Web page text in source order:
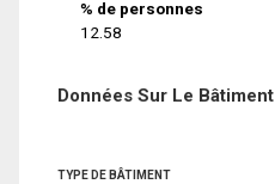
% de personnes
12.58
Données Sur Le Bâtiment
TYPE DE BÂTIMENT